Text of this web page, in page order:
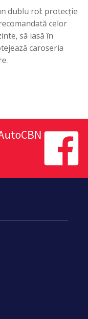
dublu rol: protecție
celor
să iasă în
caroseria